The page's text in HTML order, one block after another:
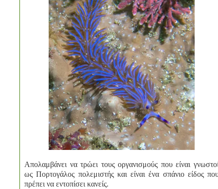
Απολαμβάνει να τρώει τους οργανισμούς που είναι
ως Πορτογάλος πολεμιστής και είναι ένα σπάνιο είδος
πρέπει να εντοπίσει κανείς.